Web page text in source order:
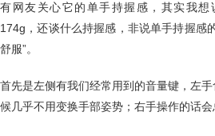
有网友关心它的单手持握感，其实我想
174g，还谈什么持握感，非说单手持握感
舒服”。
首先是左侧有我们经常用到的音量键，左
候几乎不用变换手部姿势；右手操作的话会